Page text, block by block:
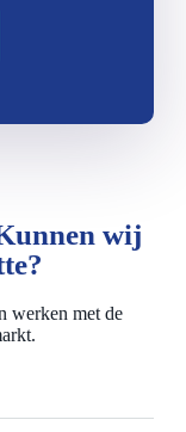
wij
werken met de